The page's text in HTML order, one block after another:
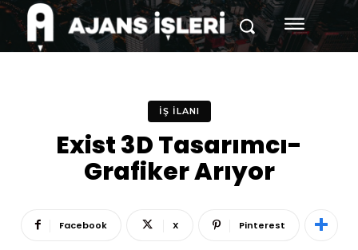
İŞ İLANI
Exist 3D Tasarımcı-
Grafiker Arıyor
Facebook X Pinterest